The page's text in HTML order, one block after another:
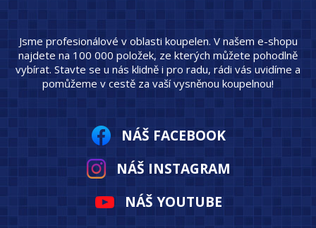
Jsme profesionálové v oblasti koupelen. V našem e-shopu
najdete na 100 000 položek, ze kterých můžete pohodlně
vybírat. Stavte se u nás klidně i pro radu, rádi vás uvidíme a
pomůžeme v cestě za vaší vysněnou koupelnou!
NÁŠ FACEBOOK
NÁŠ INSTAGRAM
NÁŠ YOUTUBE